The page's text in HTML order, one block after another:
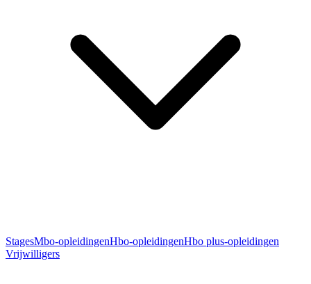
StagesMbo-opleidingenHbo-opleidingenHbo plus-opleidingen
Vrijwilligers